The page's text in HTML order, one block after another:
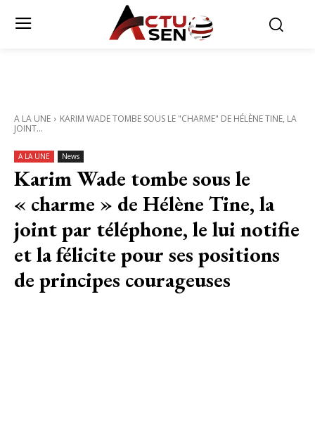
A LA UNE
KARIM WADE TOMBE SOUS LE "CHARME" DE HÉLÈNE TINE, LA
JOINT...
A LA UNE News
Karim Wade tombe sous le
« charme » de Hélène Tine, la
joint par téléphone, le lui notifie
et la félicite pour ses positions
de principes courageuses